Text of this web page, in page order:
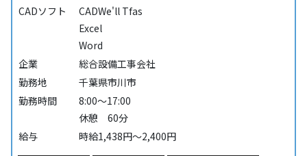
CADソフト
CADWe'll Tfas
Excel
Word
企業
総合設備工事会社
勤務地
千葉県市川市
勤務時間
8:00～17:00
休憩 60分
給与
時給1,438円～2,400円